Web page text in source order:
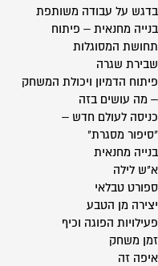
בדגש על עבודה משותפת
בנייה מחנאית – פיתוח
תחושת המסוגלות
שבירת שגרה
פיתוח הדמיון ויכולת המשחק
– מה עושים בזה
כניסה לעולם חדש –
"סיפור מסגרת"
בנייה מחנאית
א"ש לילה
ספורט טבלאי
יצירה מן הטבע
פעילויות הפוגה וכיף
זמן משחק
איפה זה